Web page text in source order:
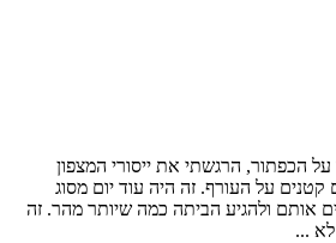
הכפתור, הרגשתי את ייסורי המצפון
קטנים על העורף. זה היה עוד יום מסוג
אותם ולהגיע הביתה כמה שיותר מהר. זה
...